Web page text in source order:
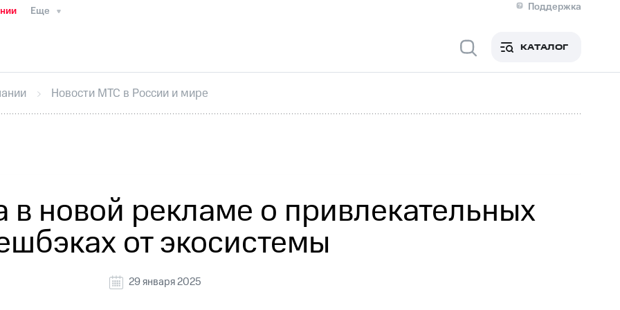
Еще
Поддержка
Медиа-центр
ИнтервьюФинансовая отчетностьКонтактыНовости в регионе
секретарьРаскрытие информации
кабинет акционераАкционерный капиталКонтроль и аудитРынок акций
КАТАЛОГ
Новости МТС в России и мире
новой рекламе о привлекательных
от экосистемы
29 января 2025